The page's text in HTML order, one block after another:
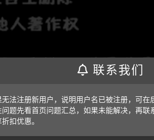
联系我们
无法注册新用户，说明用户名已被注册，可在
问题先看首页问题汇总，如果未能解决，再联
扣优惠。